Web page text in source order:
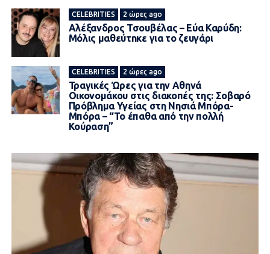
CELEBRITIES 2 ώρες ago
Αλέξανδρος Τσουβέλας – Εύα Καρύδη:
Μόλις μαθεύτnκε για το ζευγάρι
CELEBRITIES 2 ώρες ago
Τραγικές Ώρες για την Αθηνά
Οικονομάκου στις διακοπές της: Σοβαρό
Πρόβλημα Υγείας στη Νησιά Μπόρα-
Μπόρα – “Το έπαθα από την πολλή
Κούραση”